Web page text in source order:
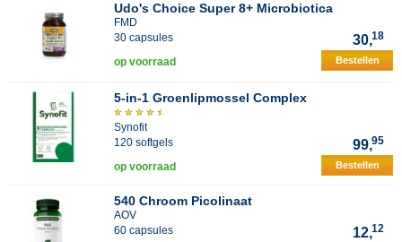
Udo's Choice Super 8+ Microbiotica
FMD
30 capsules
30,18
op voorraad Bestellen
5-in-1 Groenlipmossel Complex
Synofit
120 softgels
99,95
op voorraad Bestellen
540 Chroom Picolinaat
AOV
60 capsules
12,12